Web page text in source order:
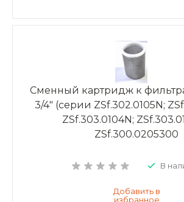
Сменный картридж к
3/4" (серии ZSf.302.0105N;
ZSf.303.0104N;
ZSf.300.0205300
В